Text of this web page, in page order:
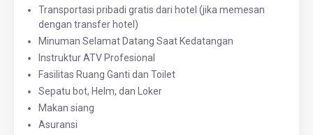
Transportasi pribadi gratis dari hotel (jika memesan
dengan transfer hotel)
Minuman Selamat Datang Saat Kedatangan
Instruktur ATV Profesional
Fasilitas Ruang Ganti dan Toilet
Sepatu bot, Helm, dan Loker
Makan siang
Asuransi